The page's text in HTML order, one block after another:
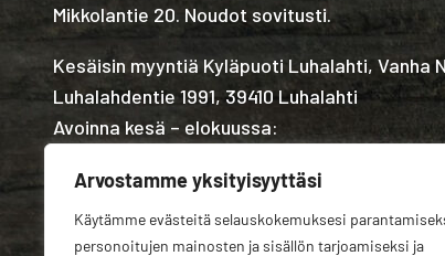
Arvostamme yksityisyyttäsi
Käytämme evästeitä selauskokemuksesi
personoitujen mainosten ja sisällön tarjoamiseksi ja
Mikkolantie 20. Noudot sovitusti.
Kesäisin myyntiä Kyläpuoti Luhalahti, Vanha
Luhalahdentie 1991, 39410 Luhalahti
Avoinna kesä – elokuussa: